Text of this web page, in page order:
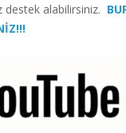
alabilirsiniz.